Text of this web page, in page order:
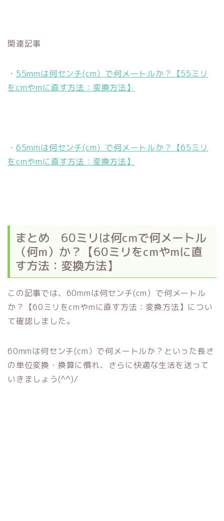
関連記事
・ 55mmは何センチ(cm）で何メートルか？【55ミリ
をcmやmに直す方法：変換方法】
・ 65mmは何センチ(cm）で何メートルか？【65ミリ
をcmやmに直す方法：変換方法】
まとめ 60ミリは何cmで何メートル
（何m）か？【60ミリをcmやmに直
す方法：変換方法】
この記事では、60mmは何センチ(cm）で何メートル
か？【60ミリをcmやmに直す方法：変換方法】につい
て確認しました。
60mmは何センチ(cm）で何メートルか？といった長さ
の単位変換・換算に慣れ、さらに快適な生活を送って
いきましょう(^^)/